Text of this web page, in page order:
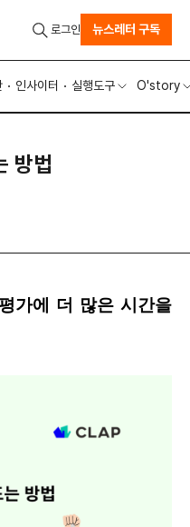
인사이터 실행도구 O'story
로그인 뉴스레터 구독
방법
가에 더 많은 시간을